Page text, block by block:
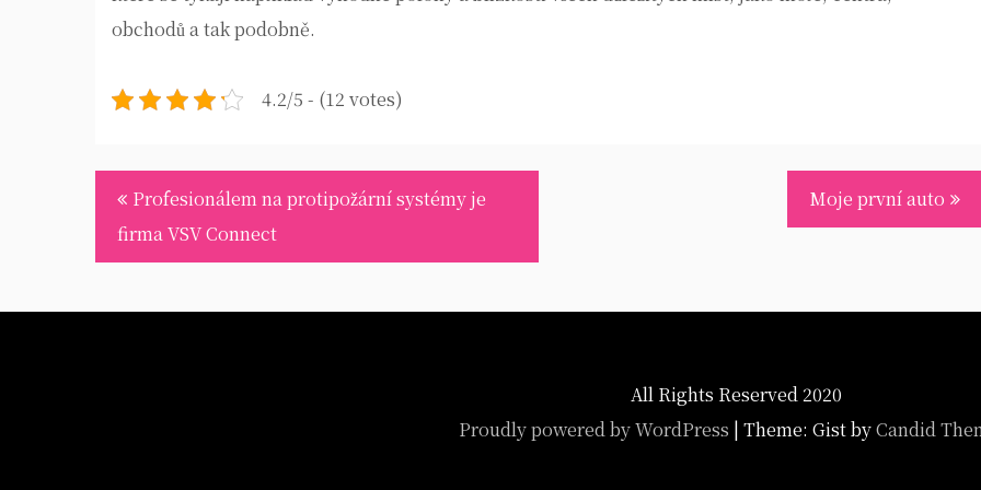
obchodů a tak podobně.
4.2/5 - (12 votes)
Navigace
pro
příspěvek
Profesionálem na protipožární systémy je
firma VSV Connect
Moje první auto
All Rights Reserved 2020
Proudly powered by WordPress | Theme: Gist byCandid